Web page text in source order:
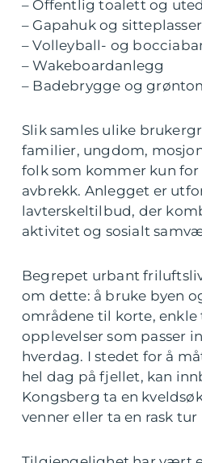
– Offentlig toalett og
– Gapahuk og sitteplasser
– Volleyball- og
– Wakeboardanlegg
– Badebrygge og
Slik samles ulike
familier, ungdom,
folk som kommer kun
avbrekk. Anlegget er
lavterskeltilbud, der
aktivitet og sosialt
Begrepet urbant
om dette: å bruke byen
områdene til korte, enkle
opplevelser som passer
hverdag. I stedet for å
hel dag på fjellet, kan
Kongsberg ta en
venner eller ta en rask tur